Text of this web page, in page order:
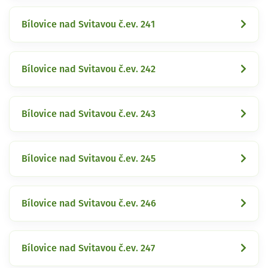
Bílovice nad Svitavou č.ev. 241
Bílovice nad Svitavou č.ev. 242
Bílovice nad Svitavou č.ev. 243
Bílovice nad Svitavou č.ev. 245
Bílovice nad Svitavou č.ev. 246
Bílovice nad Svitavou č.ev. 247